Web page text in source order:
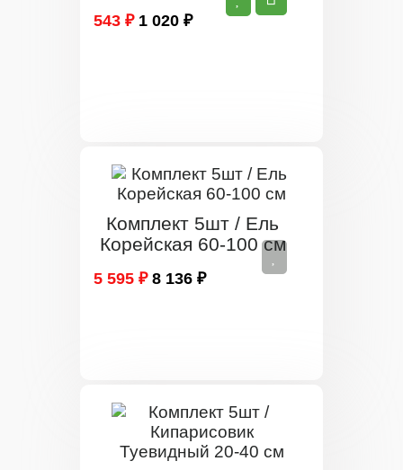
543 ₽ 1 020 ₽
Комплект 5шт / Ель
Корейская 60-100 см
5 595 ₽ 8 136 ₽